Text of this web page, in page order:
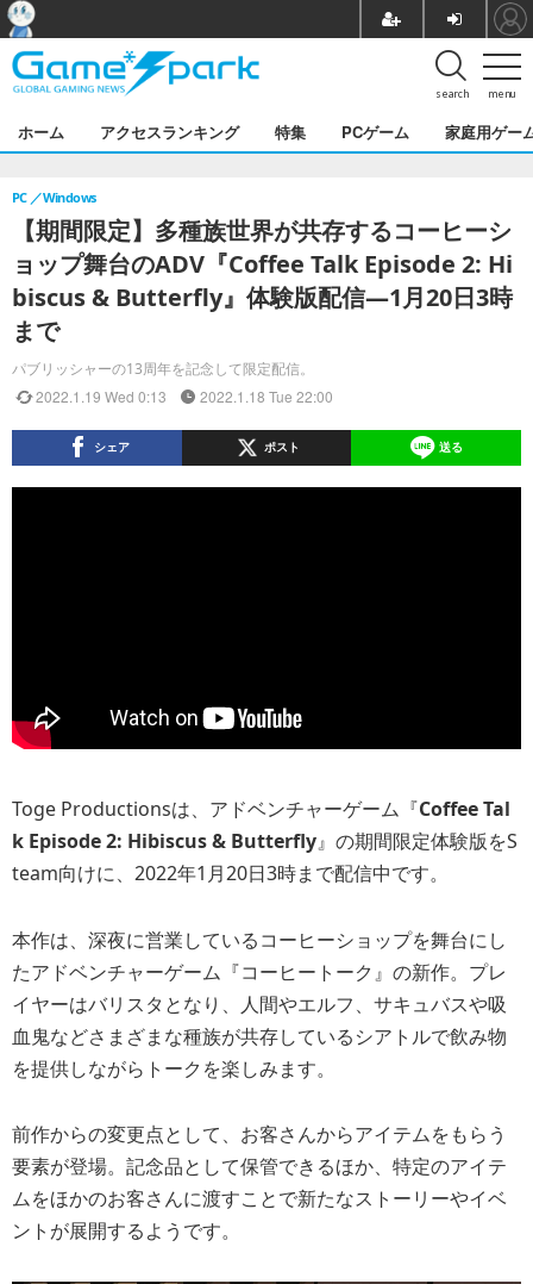
menu
search
ホーム アクセスランキング 特集 PCゲーム 家庭用ゲー
【期間限定】多種族世界が共存するコーヒーシ
ョップ舞台のADV『Coffee Talk Episode 2: Hi
biscus & Butterfly』体験版配信―1月20日3時
まで
パブリッシャーの13周年を記念して限定配信。
PC Windows
2022.1.19 Wed 0:13 2022.1.18 Tue 22:00
シェア ポスト 送る
Toge Productionsは、アドベンチャーゲーム『Coffee Tal
k Episode 2: Hibiscus & Butterfly』の期間限定体験版をS
team向けに、2022年1月20日3時まで配信中です。
本作は、深夜に営業しているコーヒーショップを舞台にし
たアドベンチャーゲーム『コーヒートーク』の新作。プレ
イヤーはバリスタとなり、人間やエルフ、サキュバスや吸
血鬼などさまざまな種族が共存しているシアトルで飲み物
を提供しながらトークを楽しみます。
前作からの変更点として、お客さんからアイテムをもらう
要素が登場。記念品として保管できるほか、特定のアイテ
ムをほかのお客さんに渡すことで新たなストーリーやイベ
ントが展開するようです。